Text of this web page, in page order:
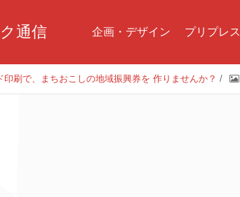
通信 企画・デザイン プリプレス
印刷で、まちおこしの地域振興券を 作りませんか？ /